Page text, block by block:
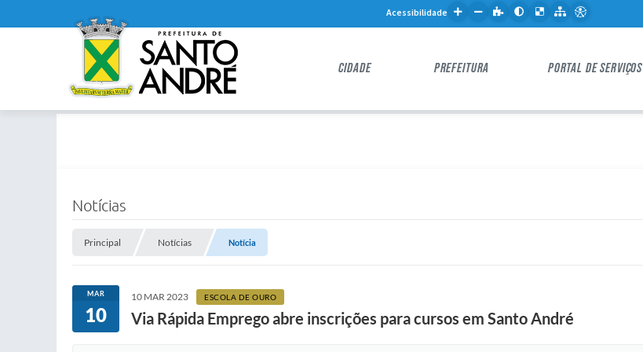
Acessibilidade
CIDADE PREFEITURA PORTAL DE SERVIÇOS
Notícias
Principal Notícias Notícia
MAR
10
10 MAR 2023 ESCOLA DE OURO
Via Rápida Emprego abre inscrições para cursos em Santo André